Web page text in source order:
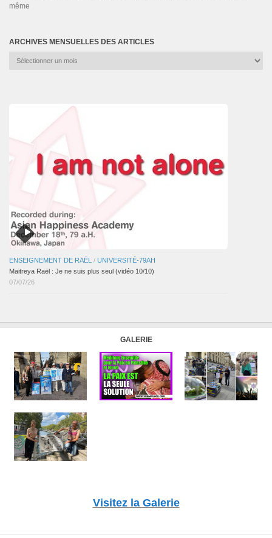
même
ARCHIVES MENSUELLES DES ARTICLES
Archives
ENSEIGNEMENT DE RAËL / UNIVERSITÉ-79AH
Maitreya Raël : Je ne suis plus seul (vidéo 10/10)
07/07/26
GALERIE
Visitez la Galerie